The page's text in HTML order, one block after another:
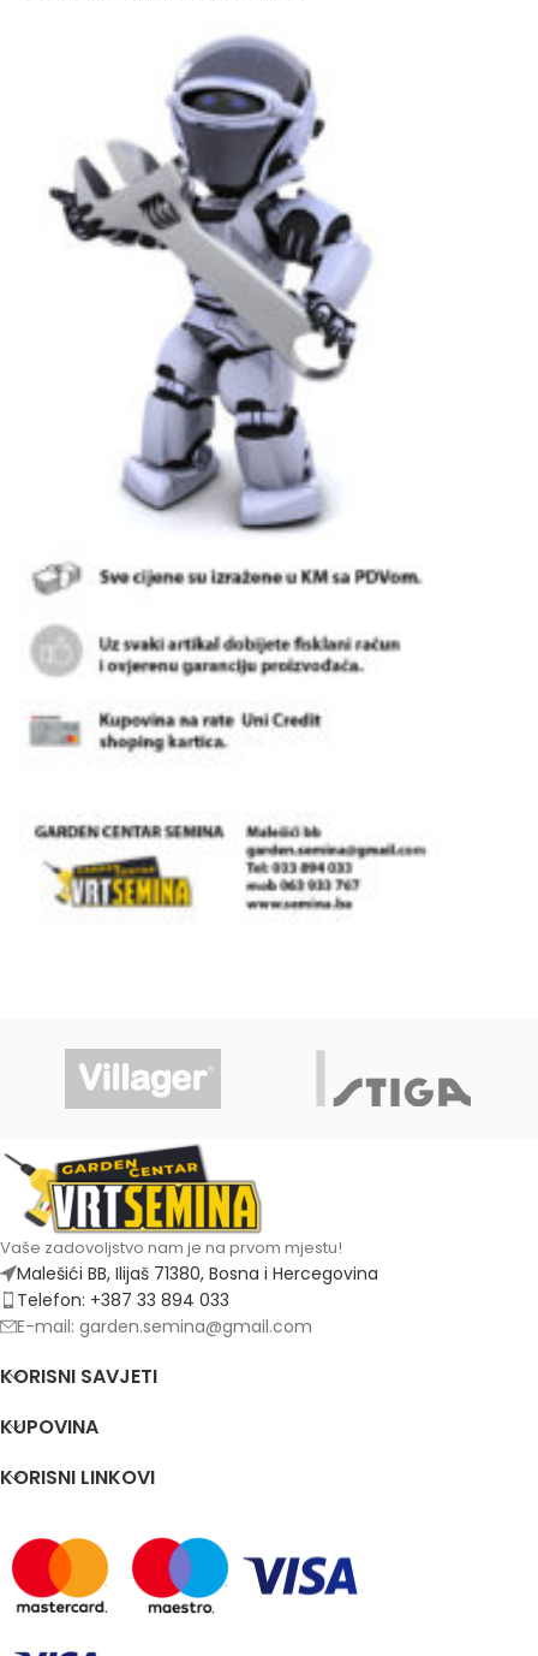
Vaše zadovoljstvo nam je na prvom mjestu!
Malešići BB, Ilijaš 71380, Bosna i Hercegovina
Telefon: +387 33 894 033
E-mail: garden.semina@gmail.com
KORISNI SAVJETI
KUPOVINA
KORISNI LINKOVI